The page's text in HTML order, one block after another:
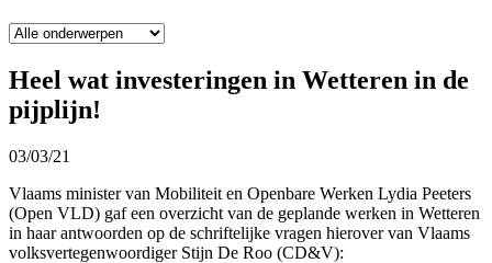
Heel wat investeringen in Wetteren in de
pijplijn!
03/03/21
Vlaams minister van Mobiliteit en Openbare Werken Lydia Peeters
(Open VLD) gaf een overzicht van de geplande werken in Wetteren
in haar antwoorden op de schriftelijke vragen hierover van Vlaams
volksvertegenwoordiger Stijn De Roo (CD&V):